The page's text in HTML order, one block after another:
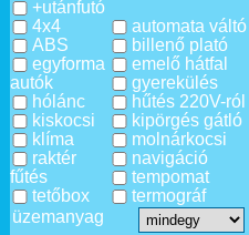
+utánfutó
4x4
ABS
egyforma
autók
hólánc
kiskocsi
klíma
raktér
fűtés
tetőbox
automata váltó
billenő plató
emelő hátfal
gyerekülés
hűtés 220V-ról
kipörgés gátló
molnárkocsi
navigáció
tempomat
termográf
üzemanyag